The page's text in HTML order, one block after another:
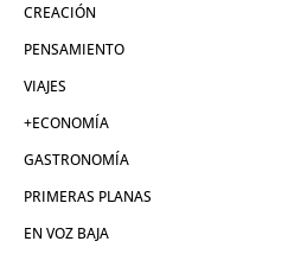
CREACIÓN
PENSAMIENTO
VIAJES
+ECONOMÍA
GASTRONOMÍA
PRIMERAS PLANAS
EN VOZ BAJA